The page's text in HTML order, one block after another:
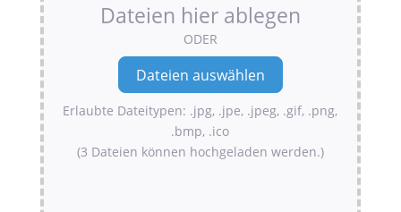
Dateien hier ablegen
ODER
Erlaubte Dateitypen: .jpg, .jpe, .jpeg, .gif, .png,
.bmp, .ico
(3 Dateien können hochgeladen werden.)